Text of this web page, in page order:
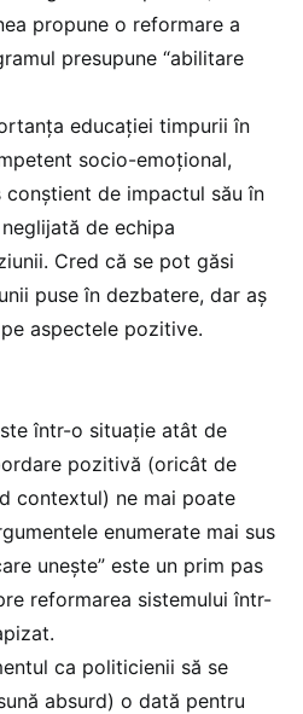
propune o reformare a
presupune “abilitare
educației timpurii în
socio-emoțional,
conștient de impactul său în
de echipa
Cred că se pot găsi
puse în dezbatere, dar aș
aspectele pozitive.
într-o situație atât de
pozitivă (oricât de
contextul) ne mai poate
enumerate mai sus
unește” este un prim pas
reformarea sistemului într-
ca politicienii să se
absurd) o dată pentru